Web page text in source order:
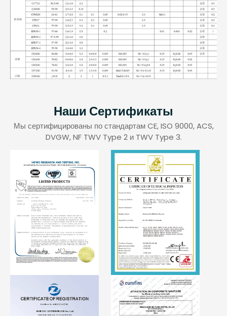
Наши Сертификаты
Мы сертифицированы по стандартам CE, ISO 9000, ACS,
DVGW, NF TWV Type 2 и TWV Type 3.